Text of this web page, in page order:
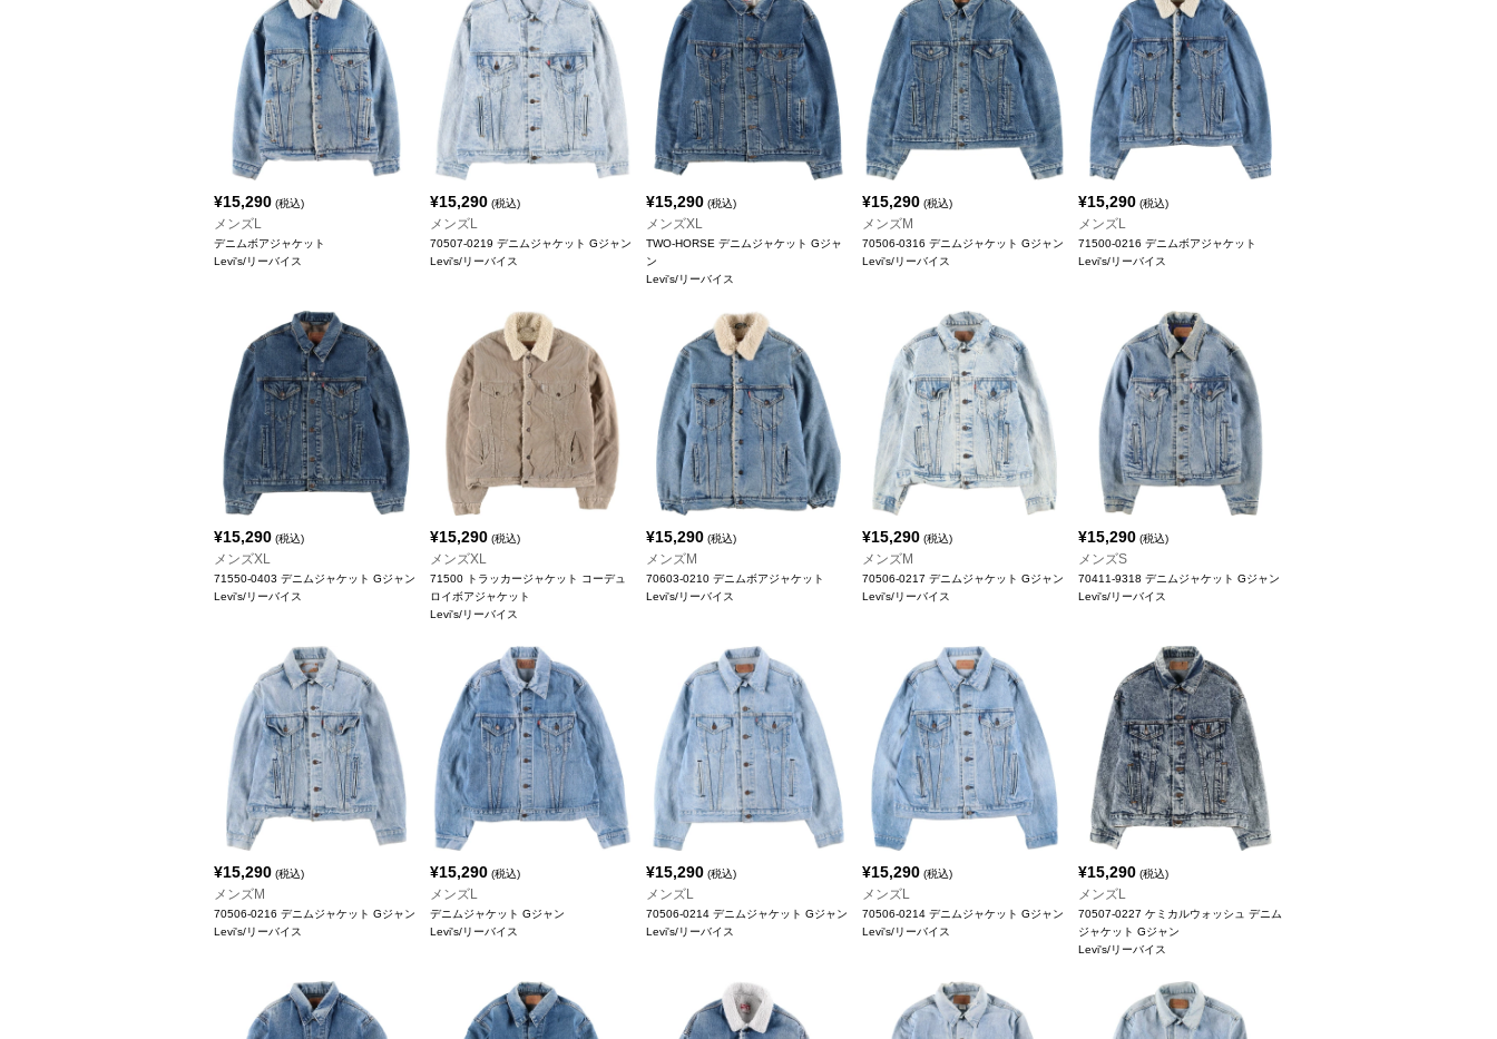
¥15,290 (税込)
メンズL
デニムボアジャケット
Levi's/リーバイス
¥15,290 (税込)
メンズL
70507-0219 デニムジャケット Gジャン
Levi's/リーバイス
¥15,290 (税込)
メンズXL
TWO-HORSE デニムジャケット Gジャ
ン
Levi's/リーバイス
¥15,290 (税込)
メンズM
70506-0316 デニムジャケット Gジャン
Levi's/リーバイス
¥15,290 (税込)
メンズL
71500-0216 デニムボアジャケット
Levi's/リーバイス
¥15,290 (税込)
メンズXL
71550-0403 デニムジャケット Gジャン
Levi's/リーバイス
¥15,290 (税込)
メンズXL
71500 トラッカージャケット コーデュ
ロイボアジャケット
Levi's/リーバイス
¥15,290 (税込)
メンズM
70603-0210 デニムボアジャケット
Levi's/リーバイス
¥15,290 (税込)
メンズM
70506-0217 デニムジャケット Gジャン
Levi's/リーバイス
¥15,290 (税込)
メンズS
70411-9318 デニムジャケット Gジャン
Levi's/リーバイス
¥15,290 (税込)
メンズM
70506-0216 デニムジャケット Gジャン
Levi's/リーバイス
¥15,290 (税込)
メンズL
デニムジャケット Gジャン
Levi's/リーバイス
¥15,290 (税込)
メンズL
70506-0214 デニムジャケット Gジャン
Levi's/リーバイス
¥15,290 (税込)
メンズL
70506-0214 デニムジャケット Gジャン
Levi's/リーバイス
¥15,290 (税込)
メンズL
70507-0227 ケミカルウォッシュ デニム
ジャケット Gジャン
Levi's/リーバイス